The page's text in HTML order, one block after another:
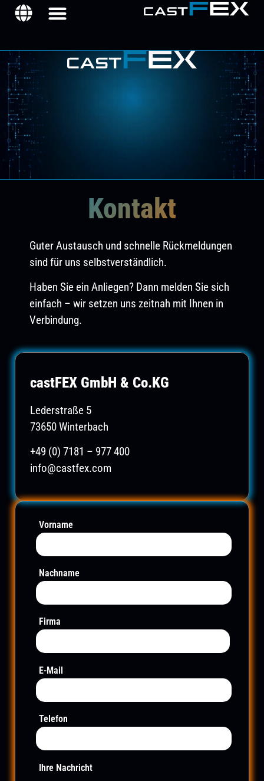
Kontakt
Guter Austausch und schnelle Rückmeldungen
sind für uns selbstverständlich.
Haben Sie ein Anliegen? Dann melden Sie sich
einfach – wir setzen uns zeitnah mit Ihnen in
Verbindung.
castFEX GmbH & Co.KG
Lederstraße 5
73650 Winterbach
+49 (0) 7181 – 977 400
info@castfex.com
Vorname
Nachname
Firma
E-Mail
Telefon
Ihre Nachricht